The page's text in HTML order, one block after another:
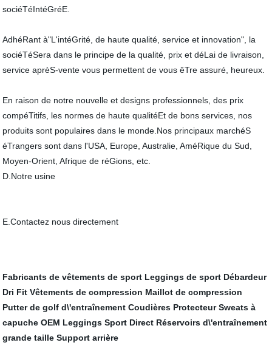
sociéTéIntéGréE.
AdhéRant à"L'intéGrité, de haute qualité, service et innovation", la
sociéTéSera dans le principe de la qualité, prix et déLai de livraison,
service aprèS-vente vous permettent de vous êTre assuré, heureux.
En raison de notre nouvelle et designs professionnels, des prix
compéTitifs, les normes de haute qualitéEt de bons services, nos
produits sont populaires dans le monde.Nos principaux marchéS
éTrangers sont dans l'USA, Europe, Australie, AméRique du Sud,
Moyen-Orient, Afrique de réGions, etc.
D.Notre usine
E.Contactez nous directement
Fabricants de vêtements de sport Leggings de sport Débardeur
Dri Fit Vêtements de compression Maillot de compression
Putter de golf d\'entraînement Coudières Protecteur Sweats à
capuche OEM Leggings Sport Direct Réservoirs d\'entraînement
grande taille Support arrière